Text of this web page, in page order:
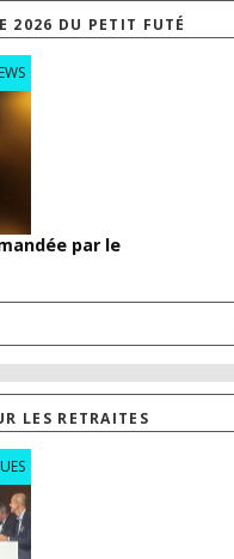
2026 DU PETIT FUTÉ
par le
LES RETRAITES